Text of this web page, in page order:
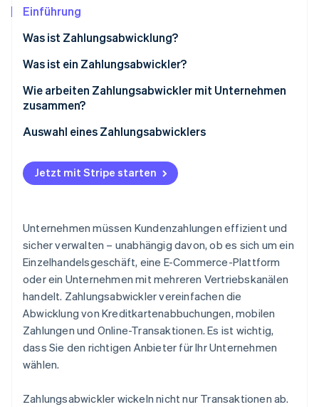
Start-up-Gründung
Climate
Erfahren Sie, wie Stripe Lösungen für die
Jetzt ansehen
Partner
Einführung
Was ist Zahlungsabwicklung?
Was ist ein Zahlungsabwickler?
Wie arbeiten Zahlungsabwickler mit Unternehmen
zusammen?
Auswahl eines Zahlungsabwicklers
Jetzt mit Stripe starten
Unternehmen müssen Kundenzahlungen effizient und
sicher verwalten – unabhängig davon, ob es sich um ein
Einzelhandelsgeschäft, eine E-Commerce-Plattform
oder ein Unternehmen mit mehreren Vertriebskanälen
handelt. Zahlungsabwickler vereinfachen die
Abwicklung von Kreditkartenabbuchungen, mobilen
Zahlungen und Online-Transaktionen. Es ist wichtig,
dass Sie den richtigen Anbieter für Ihr Unternehmen
wählen.
Zahlungsabwickler wickeln nicht nur Transaktionen ab.